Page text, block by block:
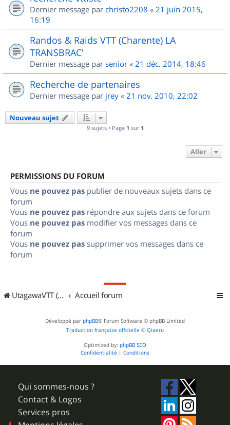
Dernier message par christo2208 « 21 juin 2015,
16:19
Randos & Raids VTT (Charente) LA
TRANSBRAC'
Dernier message par senior « 21 déc. 2014, 18:46
Recherche de partenaires
Dernier message par jrey « 21 nov. 2010, 22:02
Nouveau sujet
9 sujets • Page 1 sur 1
Aller
PERMISSIONS DU FORUM
Vous ne pouvez pas publier de nouveaux sujets dans ce
forum
Vous ne pouvez pas répondre aux sujets dans ce forum
Vous ne pouvez pas modifier vos messages dans ce
forum
Vous ne pouvez pas supprimer vos messages dans ce
forum
UtagawaVTT (Randos VTT et VTTAE avec traces GPS) Accueil forum
Développé par phpBB® Forum Software © phpBB Limited
Traduction française officielle © Qiaeru
Optimized by: phpBB SEO
Confidentialité | Conditions
Qui sommes-nous ?
Contact & Logos
Services pros